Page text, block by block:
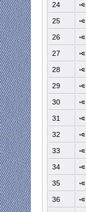
24
25
26
27
28
29
30
31
32
33
34
35
36